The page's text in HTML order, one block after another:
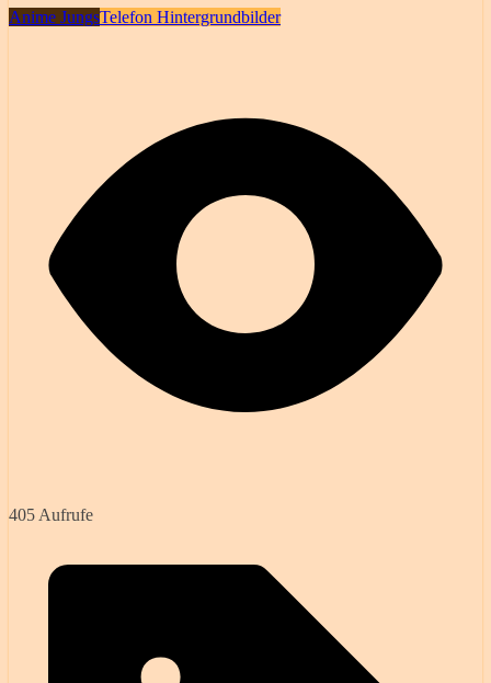
Anime JungsTelefon Hintergrundbilder
405 Aufrufe